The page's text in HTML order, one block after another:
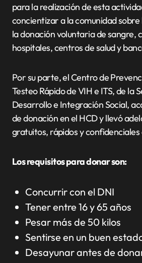
para la realización de esta
concientizar a la comunidad
la donación voluntaria de sangre,
hospitales, centros de salud y
Por su parte, el Centro de
Testeo Rápido de VIH e ITS, de la
Desarrollo e Integración Social,
de donación en el HCD y llevó
gratuitos, rápidos y confidenciales
Los requisitos para donar son:
Concurrir con el DNI
Tener entre 16 y 65 años
Pesar más de 50 kilos
Sentirse en un buen
Desayunar antes de